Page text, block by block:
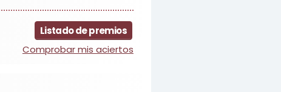
Listado de premios
Comprobar mis aciertos